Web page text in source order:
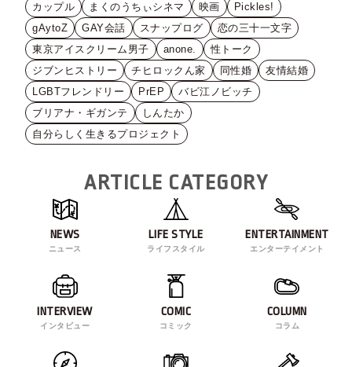
カップル
まくのうちぃシネマ 映画
Pickles!
gAytoZ
GAY会話 スナップログ
恋の三十一文字
東京アイスクリーム男子
anone.
性トーク
ジブンヒストリー
チヒロックん家 同性婚
友情結婚
LGBTフレンドリー
PrEP
バビ江ノビッチ
ブリアナ・ギガンテ
しんたか
自分らしく生きるプロジェクト
ARTICLE CATEGORY
NEWS
ニュース
LIFE STYLE
ライフスタイル
ENTERTAINMENT
エンターテイメント
INTERVIEW
インタビュー
COMIC
コミック
COLUMN
コラム